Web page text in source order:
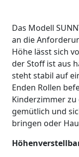
Das Modell
an die
Höhe lässt sich
der Stoff ist aus
steht stabil auf
Enden Rollen
Kinderzimmer
gemütlich und
bringen oder